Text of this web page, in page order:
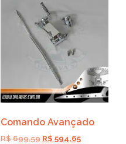
Comando Avançado
R$699,59 R$ 594,65